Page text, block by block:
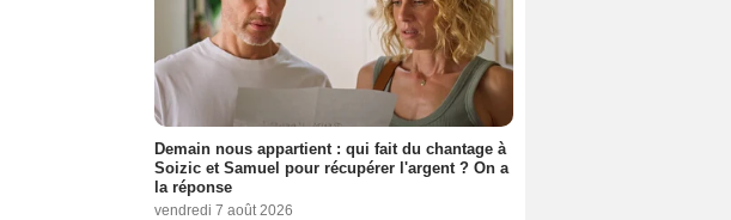
Demain nous appartient : qui fait du chantage à
Soizic et Samuel pour récupérer l'argent ? On a
la réponse
vendredi 7 août 2026